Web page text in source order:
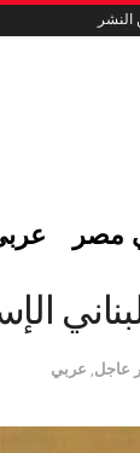
مصر
عاجل عربي